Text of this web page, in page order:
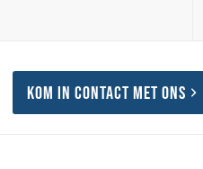
Kom in contact met ons